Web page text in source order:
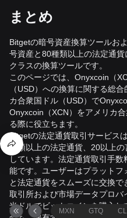
まとめ
Bitgetの暗号資産換算ツールお
号資産と80種類以上の法定通
クラスの換算ツールです。
このページでは、Onyxcoin（
（USD）への換算に関する総
カ合衆国ドル（USD）で
Onyxcoin（XCN）をアメリカ
る際に役立ちます。
Bitgetの法定通貨取引サービス
種類以上の法定通貨、20以上
しています。法定通貨取引手
能です。ユーザーはプラット
と法定通貨をスムーズに交換
取引所および市場データプロバ
米ドルでビットコインを購入
MXN GTQ